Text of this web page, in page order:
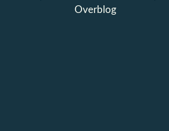
Overblog